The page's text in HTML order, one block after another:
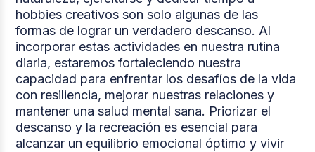
hobbies creativos son solo algunas de las
formas de lograr un verdadero descanso. Al
incorporar estas actividades en nuestra rutina
diaria, estaremos fortaleciendo nuestra
capacidad para enfrentar los desafíos de la vida
con resiliencia, mejorar nuestras relaciones y
mantener una salud mental sana. Priorizar el
descanso y la recreación es esencial para
alcanzar un equilibrio emocional óptimo y vivir